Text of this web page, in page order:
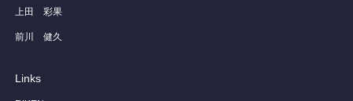
上田 彩果
前川 健久
Links